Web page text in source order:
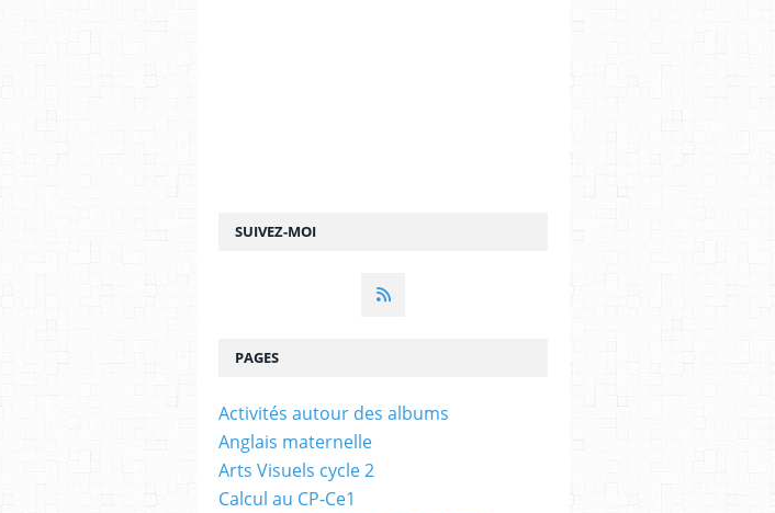
SUIVEZ-MOI
PAGES
Activités autour des albums
Anglais maternelle
Arts Visuels cycle 2
Calcul au CP-Ce1